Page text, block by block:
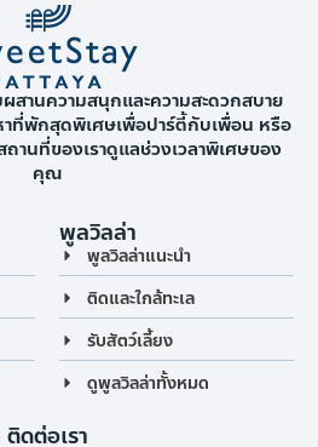
สานความสนุกและความสะดวกสบาย
ที่พักสุดพิเศษเพื่อปาร์ตี้กับเพื่อน หรือ
นที่ของเราดูแลช่วงเวลาพิเศษของ
คุณ
พูลวิลล่า
พูลวิลล่าแนะนำ
ติดและใกล้ทะเล
รับสัตว์เลี้ยง
ดูพูลวิลล่าทั้งหมด
ติดต่อเรา